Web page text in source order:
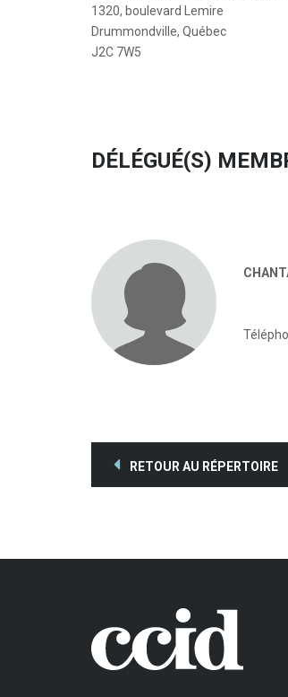
1320, boulevard Lemire
Drummondville, Québec
J2C 7W5
DÉLÉGUÉ(S)
RETOUR AU RÉPERTOIRE